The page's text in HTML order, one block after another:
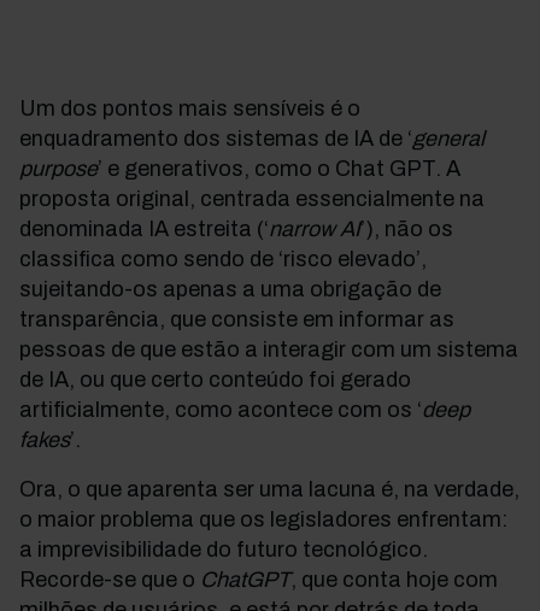
Um dos pontos mais sensíveis é o
enquadramento dos sistemas de IA de ‘general
purpose’ e generativos, como o Chat GPT. A
proposta original, centrada essencialmente na
denominada IA estreita (‘narrow AI’), não os
classifica como sendo de ‘risco elevado’,
sujeitando-os apenas a uma obrigação de
transparência, que consiste em informar as
pessoas de que estão a interagir com um sistema
de IA, ou que certo conteúdo foi gerado
artificialmente, como acontece com os ‘deep
fakes’.
Ora, o que aparenta ser uma lacuna é, na verdade,
o maior problema que os legisladores enfrentam:
a imprevisibilidade do futuro tecnológico.
Recorde-se que o ChatGPT, que conta hoje com